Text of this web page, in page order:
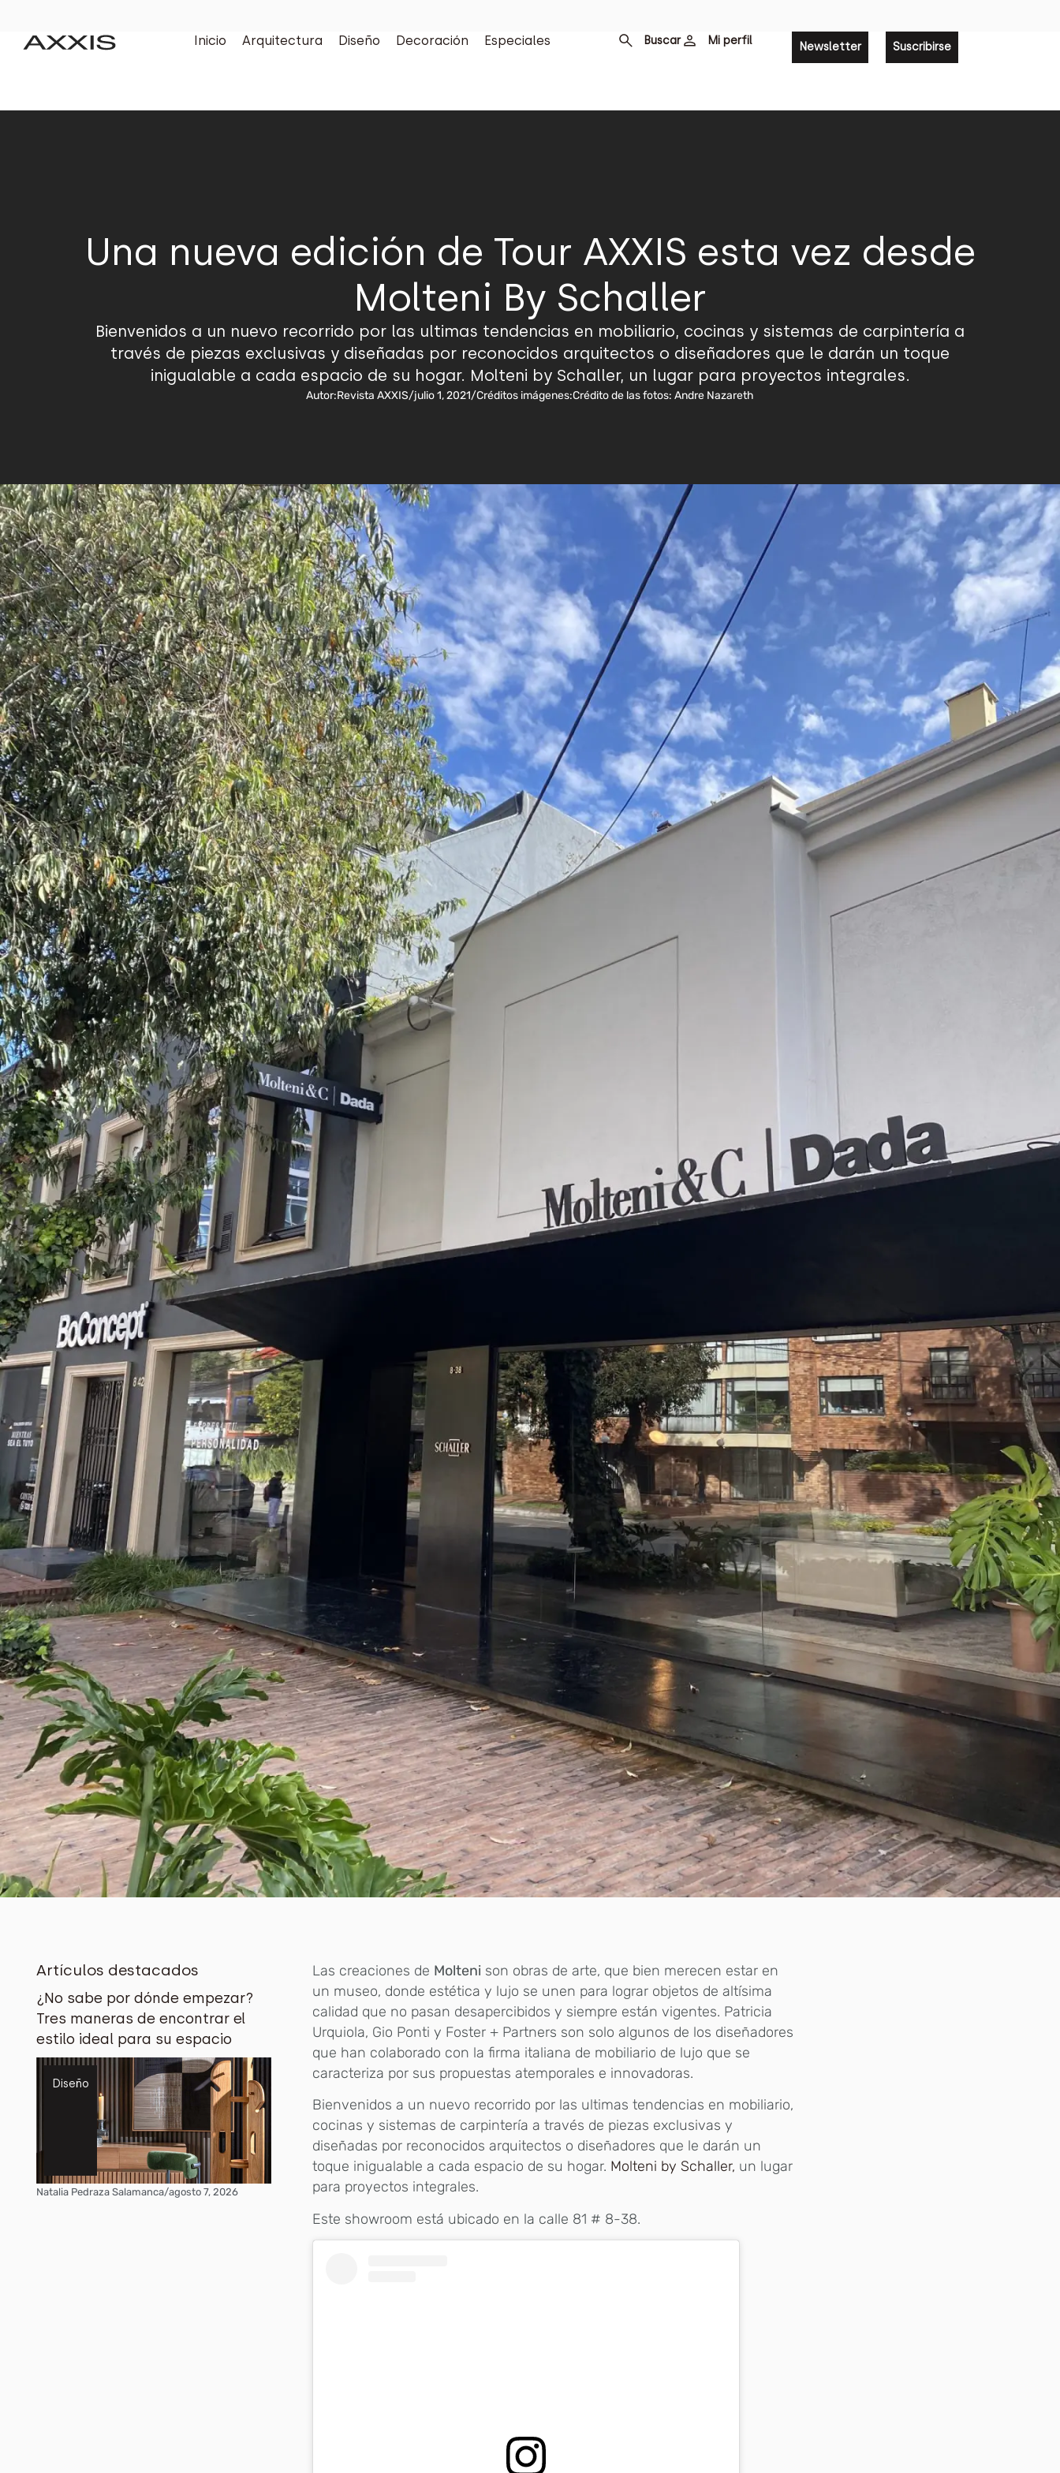
Inicio Arquitectura Diseño Decoración Especiales Buscar Mi perfil Newsletter Suscribirse
Una nueva edición de Tour AXXIS esta vez desde
Molteni By Schaller
Bienvenidos a un nuevo recorrido por las ultimas tendencias en mobiliario, cocinas y sistemas de carpintería a
través de piezas exclusivas y diseñadas por reconocidos arquitectos o diseñadores que le darán un toque
inigualable a cada espacio de su hogar. Molteni by Schaller, un lugar para proyectos integrales.
Autor:Revista AXXIS/julio 1, 2021/Créditos imágenes:Crédito de las fotos: Andre Nazareth
Artículos destacados
¿No sabe por dónde empezar?
Tres maneras de encontrar el
estilo ideal para su espacio
Diseño
Natalia Pedraza Salamanca/agosto 7, 2026
Las creaciones de Molteni son obras de arte, que bien merecen estar en
un museo, donde estética y lujo se unen para lograr objetos de altísima
calidad que no pasan desapercibidos y siempre están vigentes. Patricia
Urquiola, Gio Ponti y Foster + Partners son solo algunos de los diseñadores
que han colaborado con la firma italiana de mobiliario de lujo que se
caracteriza por sus propuestas atemporales e innovadoras.
Bienvenidos a un nuevo recorrido por las ultimas tendencias en mobiliario,
cocinas y sistemas de carpintería a través de piezas exclusivas y
diseñadas por reconocidos arquitectos o diseñadores que le darán un
toque inigualable a cada espacio de su hogar. Molteni by Schaller, un lugar
para proyectos integrales.
Este showroom está ubicado en la calle 81 # 8-38.